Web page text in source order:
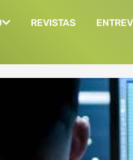
REVISTAS